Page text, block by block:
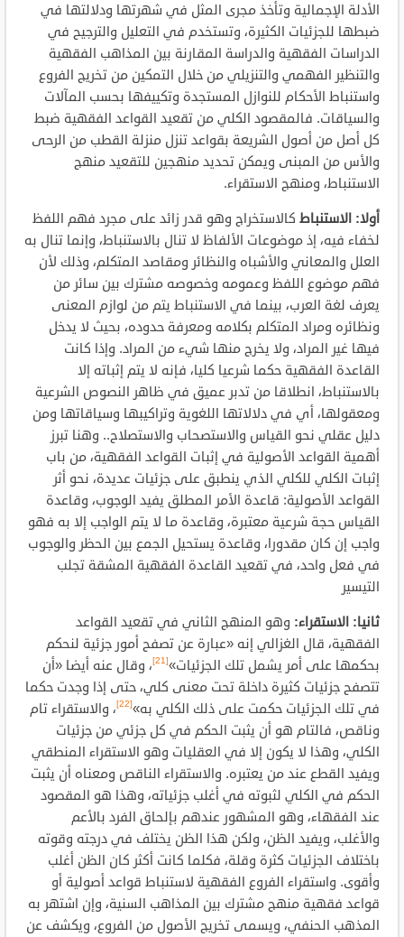
الأدلة الإجمالية وتأخذ مجرى المثل في شهرتها ودلالتها في
ضبطها للجزئيات الكثيرة، وتستخدم في التعليل والترجيح في
الدراسات الفقهية والدراسة المقارنة بين المذاهب الفقهية
والتنظير الفهمي والتنزيلي من خلال التمكين من تخريج الفروع
واستنباط الأحكام للنوازل المستجدة وتكييفها بحسب المآلات
والسياقات. فالمقصود الكلي من تقعيد القواعد الفقهية ضبط
كل أصل من أصول الشريعة بقواعد تنزل منزلة القطب من الرحى
والأس من المبنى ويمكن تحديد منهجين للتقعيد منهج
الاستنباط، ومنهج الاستقراء.
أولا: الاستنباط كالاستخراج وهو قدر زائد على مجرد فهم اللفظ
لخفاء فيه، إذ موضوعات الألفاظ لا تنال بالاستنباط، وإنما تنال به
العلل والمعاني والأشباه والنظائر ومقاصد المتكلم، وذلك لأن
فهم موضوع اللفظ وعمومه وخصوصه مشترك بين سائر من
يعرف لغة العرب، بينما في الاستنباط يتم من لوازم المعنى
ونظائره ومراد المتكلم بكلامه ومعرفة حدوده، بحيث لا يدخل
فيها غير المراد، ولا يخرج منها شيء من المراد. وإذا كانت
القاعدة الفقهية حكما شرعيا كليا، فإنه لا يتم إثباته إلا
بالاستنباط، انطلاقا من تدبر عميق في ظاهر النصوص الشرعية
ومعقولها، أي في دلالاتها اللغوية وتراكيبها وسياقاتها ومن
دليل عقلي نحو القياس والاستصحاب والاستصلاح.. وهنا تبرز
أهمية القواعد الأصولية في إثبات القواعد الفقهية، من باب
إثبات الكلي للكلي الذي ينطبق على جزئيات عديدة، نحو أثر
القواعد الأصولية: قاعدة الأمر المطلق يفيد الوجوب، وقاعدة
القياس حجة شرعية معتبرة، وقاعدة ما لا يتم الواجب إلا به فهو
واجب إن كان مقدورا، وقاعدة يستحيل الجمع بين الحظر والوجوب
في فعل واحد، في تقعيد القاعدة الفقهية المشقة تجلب
التيسير
ثانيا: الاستقراء: وهو المنهج الثاني في تقعيد القواعد
الفقهية، قال الغزالي إنه «عبارة عن تصفح أمور جزئية لنحكم
بحكمها على أمر يشمل تلك الجزئيات»[21]
، وقال عنه أيضا «أن
تتصفح جزئيات كثيرة داخلة تحت معنى كلي، حتى إذا وجدت حكما
في تلك الجزئيات حكمت على ذلك الكلي به»[22]
، والاستقراء تام
وناقص، فالتام هو أن يثبت الحكم في كل جزئي من جزئيات
الكلي، وهذا لا يكون إلا في العقليات وهو الاستقراء المنطقي
ويفيد القطع عند من يعتبره. والاستقراء الناقص ومعناه أن يثبت
الحكم في الكلي لثبوته في أغلب جزئياته، وهذا هو المقصود
عند الفقهاء، وهو المشهور عندهم بإلحاق الفرد بالأعم
والأغلب، ويفيد الظن، ولكن هذا الظن يختلف في درجته وقوته
باختلاف الجزئيات كثرة وقلة، فكلما كانت أكثر كان الظن أغلب
وأقوى. واستقراء الفروع الفقهية لاستنباط قواعد أصولية أو
قواعد فقهية منهج مشترك بين المذاهب السنية، وإن اشتهر به
المذهب الحنفي، ويسمى تخريج الأصول من الفروع، ويكشف عن